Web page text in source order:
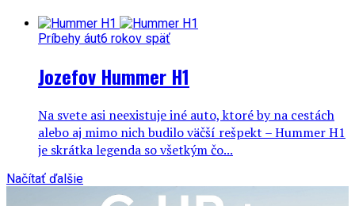
Príbehy áut6 rokov späť
Jozefov Hummer H1
Na svete asi neexistuje iné auto, ktoré by na cestách
alebo aj mimo nich budilo väčší rešpekt – Hummer H1
je skrátka legenda so všetkým čo...
Načítať ďalšie